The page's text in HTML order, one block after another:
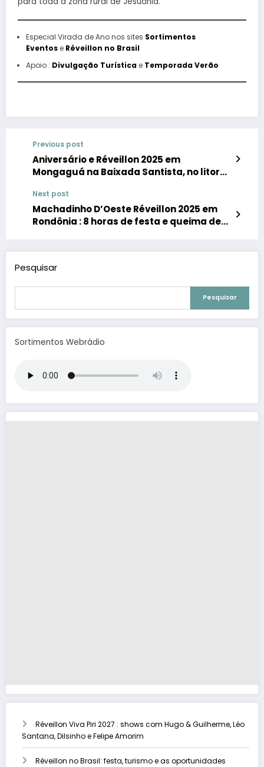
Especial Virada de Ano nos sites Sortimentos
Eventose Réveillon no Brasil
Apoio : Divulgação Turísticae Temporada Verão
Previous post
Aniversário e Réveillon 2025 em
Mongaguá na Baixada Santista, no litoral
Next post
Machadinho D’Oeste Réveillon 2025 em
Rondônia : 8 horas de festa e queima de
Pesquisar
Pesquisar
Sortimentos Webrádio
Réveillon Viva Piri 2027 : shows com Hugo & Guilherme, Léo
Santana, Dilsinho e Felipe Amorim
Réveillon no Brasil: festa, turismo e as oportunidades